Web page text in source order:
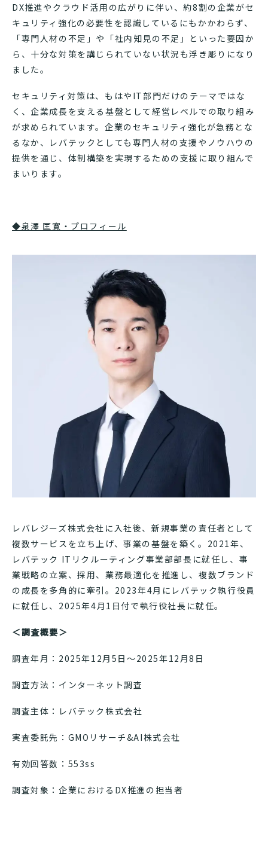
DX推進やクラウド活用の広がりに伴い、約8割の企業がセ
キュリティ強化の必要性を認識しているにもかかわらず、
「専門人材の不足」や「社内知見の不足」といった要因か
ら、十分な対策を講じられていない状況も浮き彫りになり
ました。
セキュリティ対策は、もはやIT部門だけのテーマではな
く、企業成長を支える基盤として経営レベルでの取り組み
が求められています。企業のセキュリティ強化が急務とな
るなか、レバテックとしても専門人材の支援やノウハウの
提供を通じ、体制構築を実現するための支援に取り組んで
まいります。
◆泉澤 匡寛・プロフィール
レバレジーズ株式会社に入社後、新規事業の責任者として
複数サービスを立ち上げ、事業の基盤を築く。2021年、
レバテック ITリクルーティング事業部部長に就任し、事
業戦略の立案、採用、業務最適化を推進し、複数ブランド
の成長を多角的に牽引。2023年4月にレバテック執行役員
に就任し、2025年4月1日付で執行役社長に就任。
＜調査概要＞
調査年月：2025年12月5日～2025年12月8日
調査方法：インターネット調査
調査主体：レバテック株式会社
実査委託先：GMOリサーチ&AI株式会社
有効回答数：553ss
調査対象：企業におけるDX推進の担当者